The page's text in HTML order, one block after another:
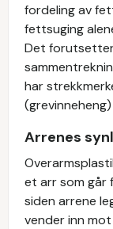
fordeling av
fettsuging
Det
har
Arrenes
et arr som går
siden arrene
vender inn